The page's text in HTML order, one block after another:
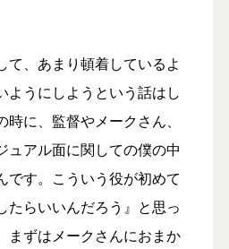
て、あまり頓着しているよ
ようにしようという話はし
に、監督やメークさん、
ュアル面に関しての僕の中
です。こういう役が初めて
たらいいんだろう』と思っ
まずはメークさんにおまか